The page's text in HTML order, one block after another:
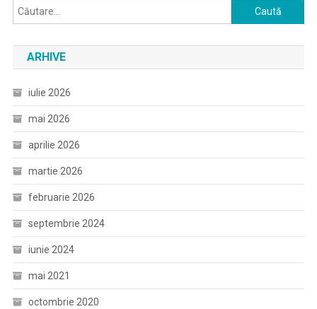
Caută
după:
ARHIVE
iulie 2026
mai 2026
aprilie 2026
martie 2026
februarie 2026
septembrie 2024
iunie 2024
mai 2021
octombrie 2020